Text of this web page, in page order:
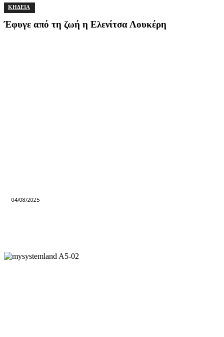
ΚΗΔΕΙΑ
Έφυγε από τη ζωή η Ελενίτσα Λουκέρη
04/08/2025